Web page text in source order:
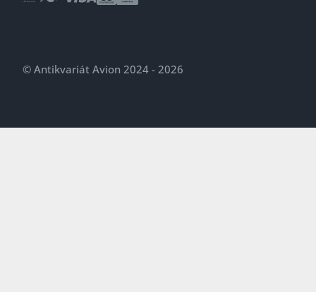
© Antikvariát Avion 2024 - 2026